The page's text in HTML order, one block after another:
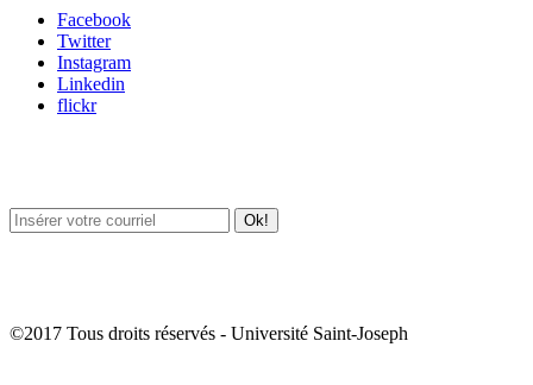
Facebook
Twitter
Instagram
Linkedin
flickr
©2017 Tous droits réservés - Université Saint-Joseph